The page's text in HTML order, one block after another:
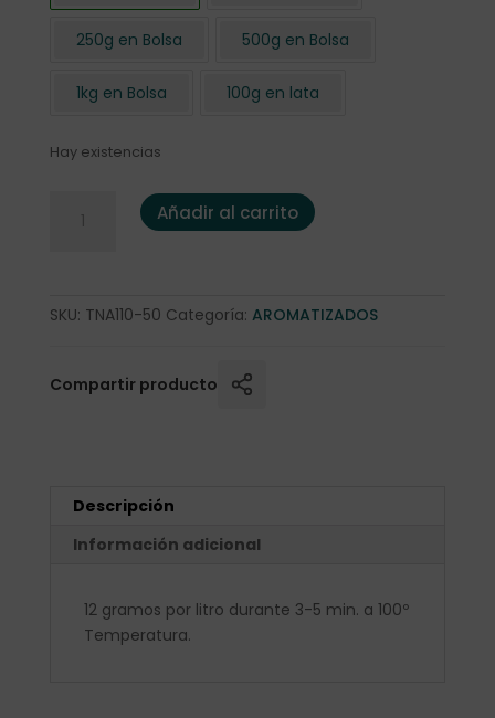
250g en Bolsa 500g en Bolsa
1kg en Bolsa 100g en lata
Hay existencias
Té Negro al Heaven 50 gr cantidad
Añadir al carrito
SKU: TNA110-50 Categoría: AROMATIZADOS
Compartir producto
Descripción
Información adicional
12 gramos por litro durante 3-5 min. a 100º
Temperatura.